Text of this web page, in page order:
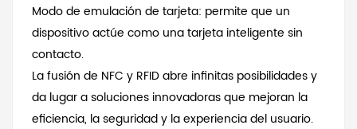
Modo de emulación de tarjeta: permite que un
dispositivo actúe como una tarjeta inteligente sin
contacto.
La fusión de NFC y RFID abre infinitas posibilidades y
da lugar a soluciones innovadoras que mejoran la
eficiencia, la seguridad y la experiencia del usuario.